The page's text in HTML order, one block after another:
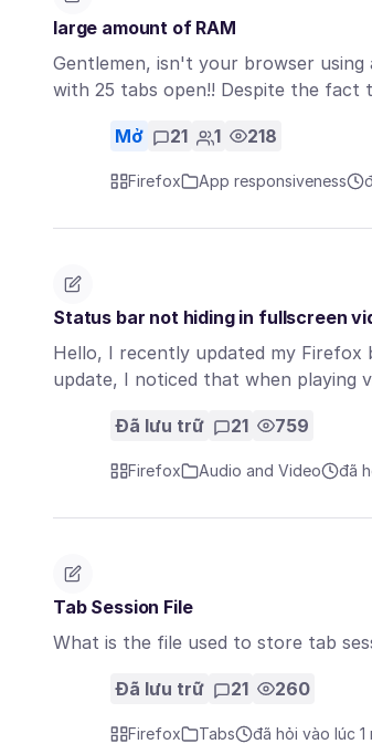
large amount of RAM
Gentlemen, isn't your browser
with 25 tabs open!! Despite the fact
Mở 21 1 218
Firefox App responsiveness
Status bar not hiding in fullscreen
Hello, I recently updated my
update, I noticed that when playing
Đã lưu trữ 21 759
Firefox Audio and Video đã
Tab Session File
What is the file used to store tab
Đã lưu trữ 21 260
Firefox Tabs đã hỏi vào lúc 1